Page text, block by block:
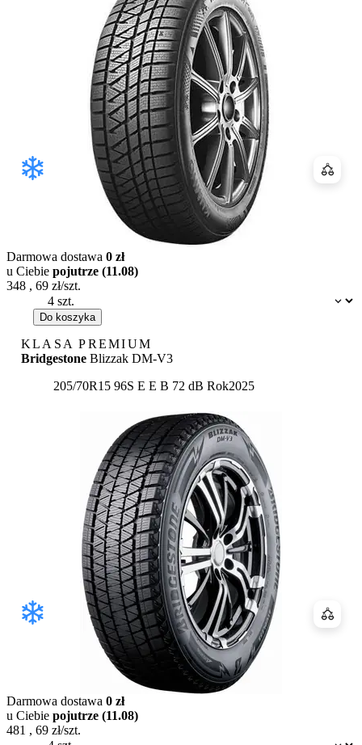
Dostępność:
Darmowa dostawa 0 zł
u Ciebie pojutrze (11.08)
348 , 69 zł/szt.
Do koszyka
KLASA PREMIUM
Bridgestone Blizzak DM-V3
205/70R15 96S Etykieta:
E E B 72 dB Rok2025
Dostępność:
Darmowa dostawa 0 zł
u Ciebie pojutrze (11.08)
481 , 69 zł/szt.